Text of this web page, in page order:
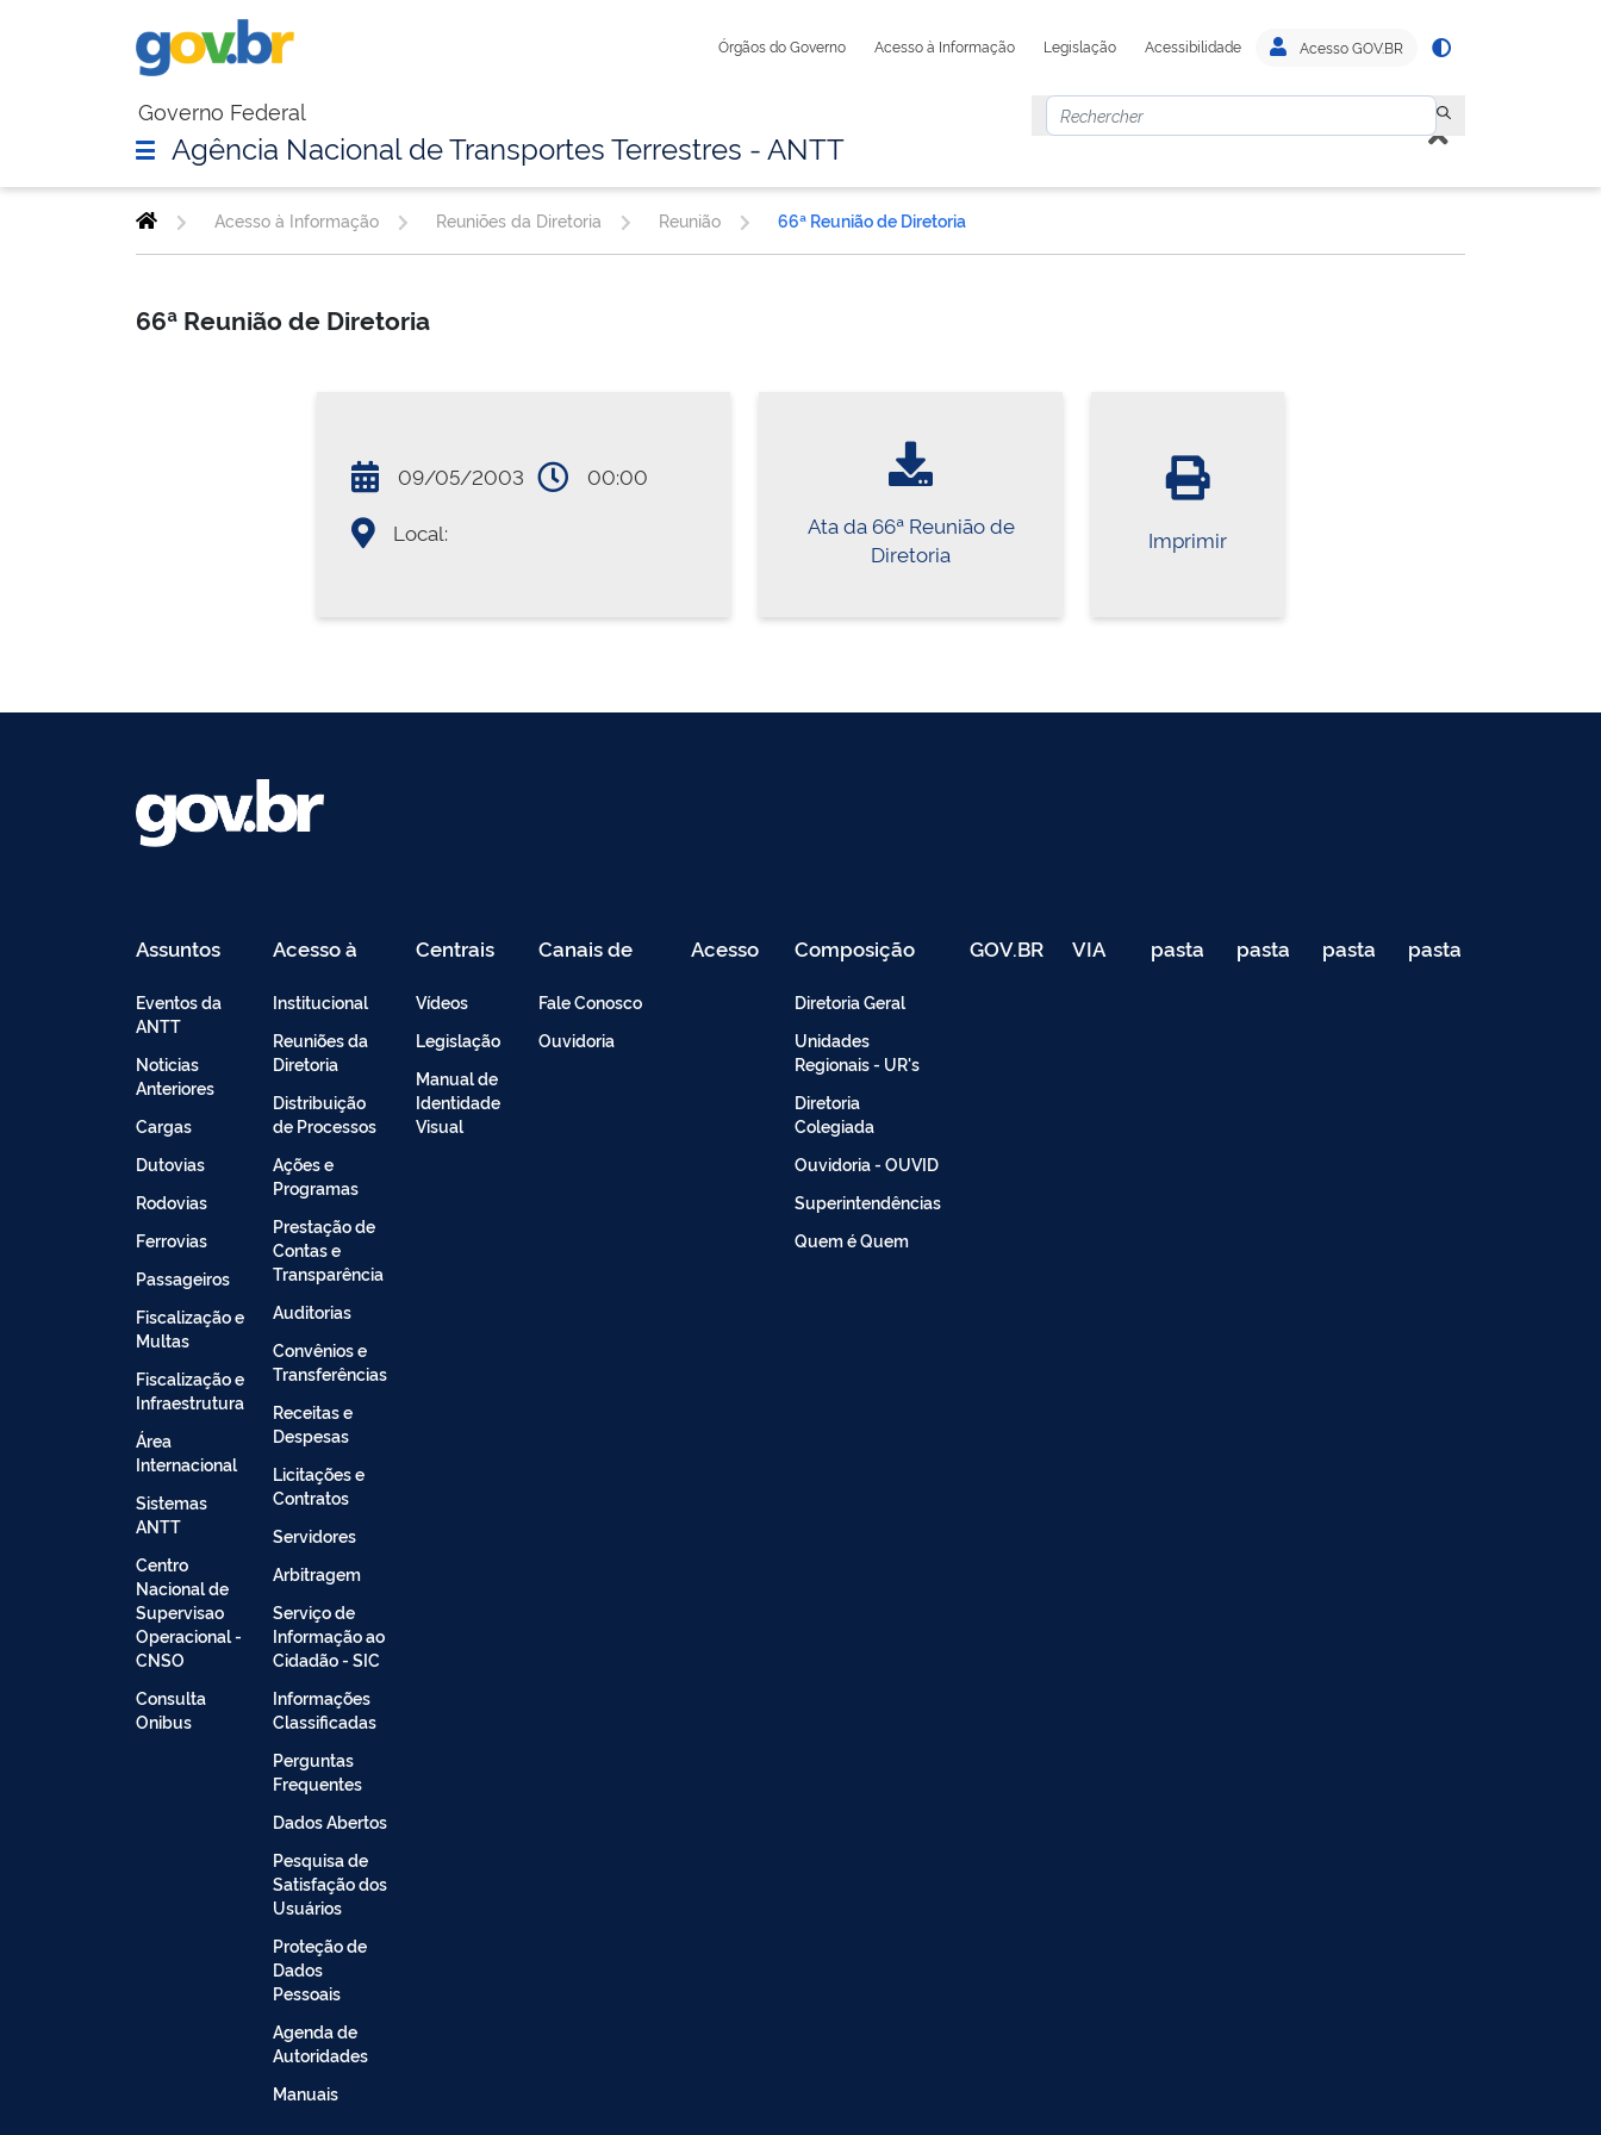
Órgãos do Governo Acesso à Informação Legislação Acessibilidade Acesso GOV.BR
Governo Federal
Agência Nacional de Transportes Terrestres - ANTT
Acesso à Informação Reuniões da Diretoria Reunião 66ª Reunião de Diretoria
66ª Reunião de Diretoria
09/05/2003 00:00
Local:
Ata da 66ª Reunião de
Diretoria
Imprimir
Assuntos
Eventos da
ANTT
Noticias
Anteriores
Cargas
Dutovias
Rodovias
Ferrovias
Passageiros
Fiscalização e
Multas
Fiscalização e
Infraestrutura
Área
Internacional
Sistemas
ANTT
Centro
Nacional de
Supervisao
Operacional -
CNSO
Consulta
Onibus
Acesso à
Institucional
Reuniões da
Diretoria
Distribuição
de Processos
Ações e
Programas
Prestação de
Contas e
Transparência
Auditorias
Convênios e
Transferências
Receitas e
Despesas
Licitações e
Contratos
Servidores
Arbitragem
Serviço de
Informação ao
Cidadão - SIC
Informações
Classificadas
Perguntas
Frequentes
Dados Abertos
Pesquisa de
Satisfação dos
Usuários
Proteção de
Dados
Pessoais
Agenda de
Autoridades
Manuais
Centrais
Vídeos
Legislação
Manual de
Identidade
Visual
Canais de
Fale Conosco
Ouvidoria
Acesso Composição
Diretoria Geral
Unidades
Regionais - UR's
Diretoria
Colegiada
Ouvidoria - OUVID
Superintendências
Quem é Quem
GOV.BR VIA pasta
de
pasta
de
pasta
de
pasta
de